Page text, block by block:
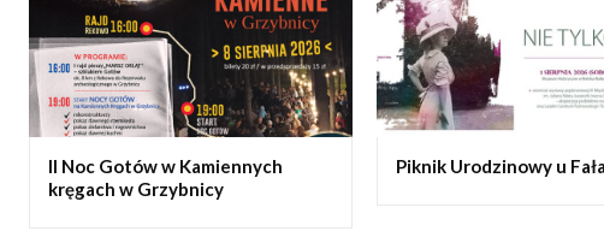
II Noc Gotów w Kamiennych
kręgach w Grzybnicy
Piknik Urodzinowy u